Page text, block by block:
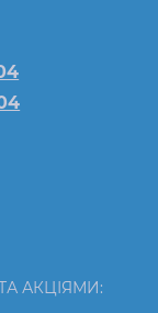
АКЦІЯМИ: